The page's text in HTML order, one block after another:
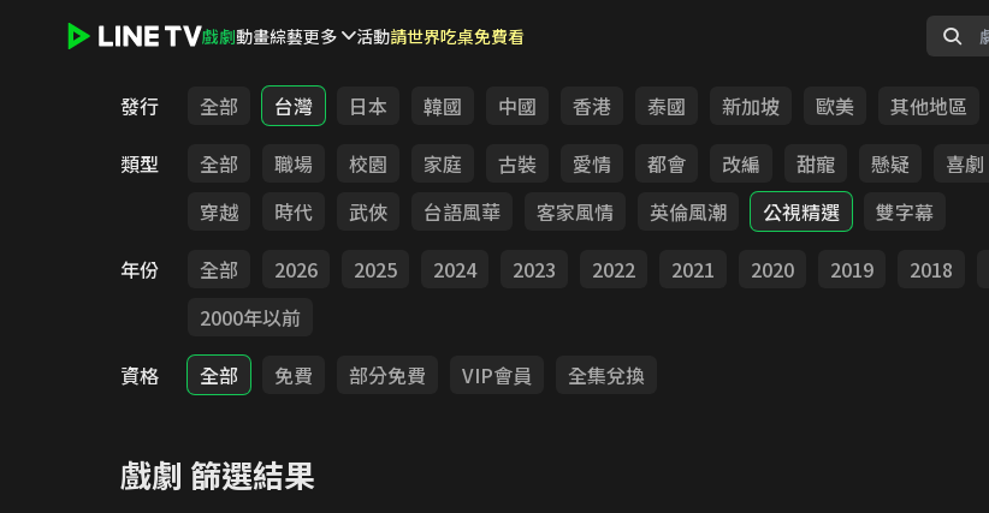
戲劇動畫綜藝更多 活動請世界吃桌免費看
發行 全部 台灣 日本 韓國 中國 香港 泰國 新加坡 歐美
其他地區
類型
全部 職場 校園 家庭 古裝 愛情 都會 改編 甜寵 懸疑 喜劇
穿越
時代 武俠 台語風華 客家風情 英倫風潮 公視精選
雙字幕
年份
全部 2026 2025 2024 2023 2022 2021 2020 2019 2018
2000年以前
資格
全部 免費 部分免費 VIP會員 全集兌換
戲劇 篩選結果